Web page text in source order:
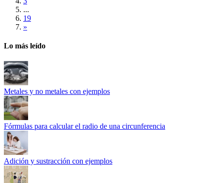
...
19
»
Lo más leído
Metales y no metales con ejemplos
Fórmulas para calcular el radio de una circunferencia
Adición y sustracción con ejemplos